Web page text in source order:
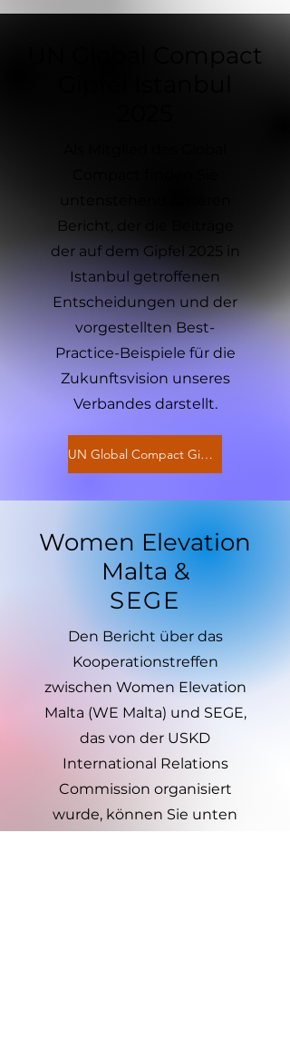
UN Global Compact
Bericht, der die Beiträge
der auf dem Gipfel 2025 in
Istanbul getroffenen
Entscheidungen und der
vorgestellten Best-
Practice-Beispiele für die
Zukunftsvision unseres
Verbandes darstellt.
UN Global Compact Gipfel Istanbul 2025
Women Elevation
Malta &
SEGE
Den Bericht über das
Kooperationstreffen
zwischen Women Elevation
Malta (WE Malta) und SEGE,
das von der USKD
International Relations
Commission organisiert
wurde, können Sie unten